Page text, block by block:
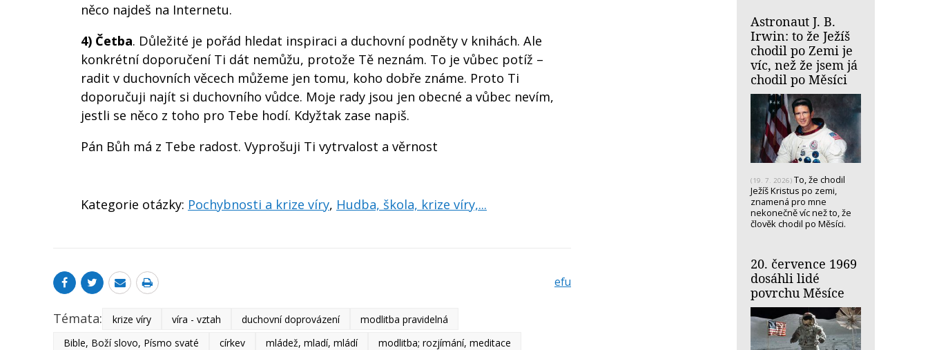
něco najdeš na Internetu.
4) Četba. Důležité je pořád hledat inspiraci a duchovní podněty v knihách. Ale
konkrétní doporučení Ti dát nemůžu, protože Tě neznám. To je vůbec potíž –
radit v duchovních věcech můžeme jen tomu, koho dobře známe. Proto Ti
doporučuji najít si duchovního vůdce. Moje rady jsou jen obecné a vůbec nevím,
jestli se něco z toho pro Tebe hodí. Kdyžtak zase napiš.
Pán Bůh má z Tebe radost. Vyprošuji Ti vytrvalost a věrnost
Kategorie otázky: Pochybnosti a krize víry, Hudba, škola, krize víry,...
efu
Témata: krize víry víra - vztah duchovní doprovázení
modlitba pravidelná
Bible, Boží slovo, Písmo svaté
církev mládež, mladí, mládí modlitba; rozjímání, meditace
Astronaut J. B.
Irwin: to že Ježíš
chodil po Zemi je
víc, než že jsem já
chodil po Měsíci
(19. 7. 2026) To, že chodil
Ježíš Kristus po zemi,
znamená pro mne
nekonečně víc než to, že
člověk chodil po Měsíci.
20. července 1969
dosáhli lidé
povrchu Měsíce